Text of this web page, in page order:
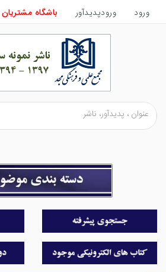
ورود ورودپدیدآور باشگاه مشتریان